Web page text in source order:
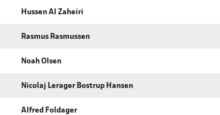
Hussen Al Zaheiri
Rasmus Rasmussen
Noah Olsen
Nicolaj Lerager Bostrup Hansen
Alfred Foldager